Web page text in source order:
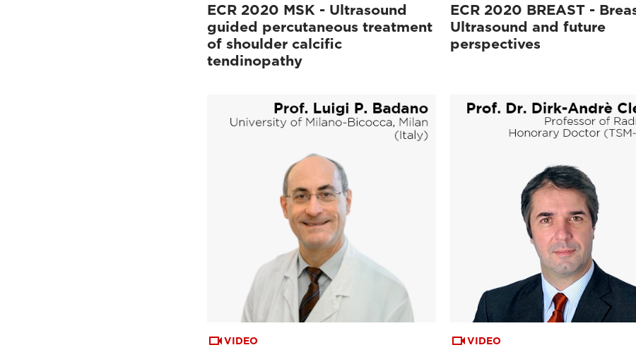
ECR 2020 MSK - Ultrasound
guided percutaneous treatment
of shoulder calcific
tendinopathy
ECR 2020 BREAST -
Ultrasound and future
perspectives
VIDEO VIDEO